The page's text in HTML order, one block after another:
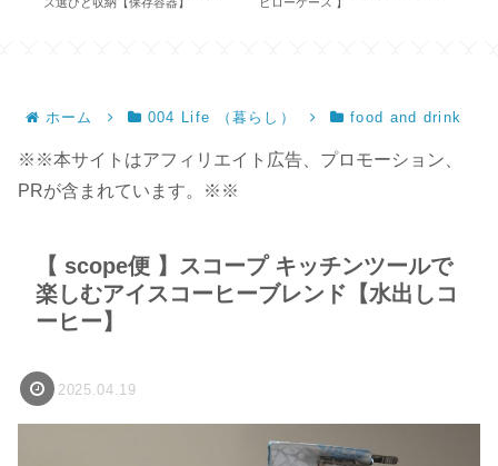
ホーム 004 Life （暮らし） food and drink
※※本サイトはアフィリエイト広告、プロモーション、
PRが含まれています。※※
【 scope便 】スコープ キッチンツールで
楽しむアイスコーヒーブレンド【水出しコ
ーヒー】
2025.04.19